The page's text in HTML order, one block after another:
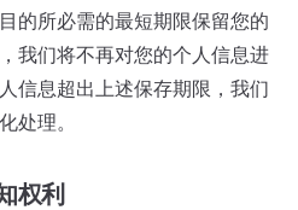
的所必需的最短期限保留您的
我们将不再对您的个人信息进
信息超出上述保存期限，我们
处理。
权利